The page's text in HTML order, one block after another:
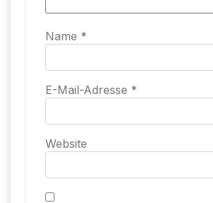
Name *
E-Mail-Adresse *
Website